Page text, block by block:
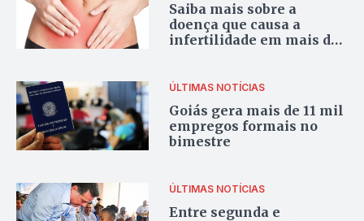
Saiba mais sobre a
doença que causa a
infertilidade em mais de
ÚLTIMAS NOTÍCIAS
Goiás gera mais de 11 mil
empregos formais no
bimestre
ÚLTIMAS NOTÍCIAS
Entre segunda e